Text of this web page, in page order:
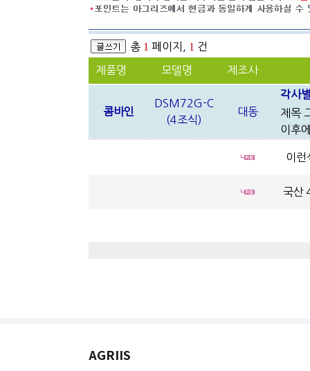
총 1 페이지, 1 건
제품명 모델명 제조사
콤바인
DSM72G-C
(4조식)
대동
각사
제목
이후
이런
국산
AGRIIS